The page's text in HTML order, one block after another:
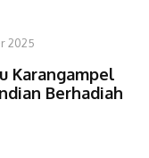
2025
Karangampel
Berhadiah